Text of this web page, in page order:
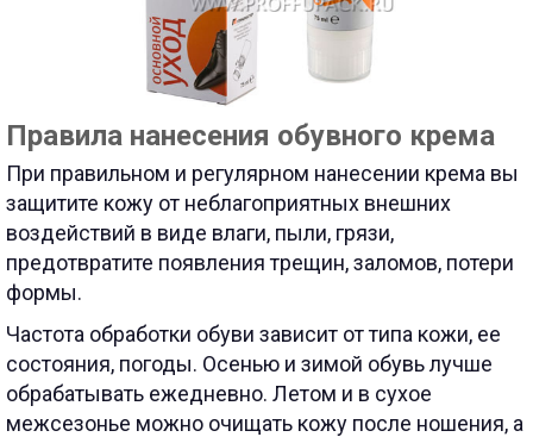
Правила нанесения обувного крема
При правильном и регулярном нанесении крема вы
защитите кожу от неблагоприятных внешних
воздействий в виде влаги, пыли, грязи,
предотвратите появления трещин, заломов, потери
формы.
Частота обработки обуви зависит от типа кожи, ее
состояния, погоды. Осенью и зимой обувь лучше
обрабатывать ежедневно. Летом и в сухое
межсезонье можно очищать кожу после ношения, а